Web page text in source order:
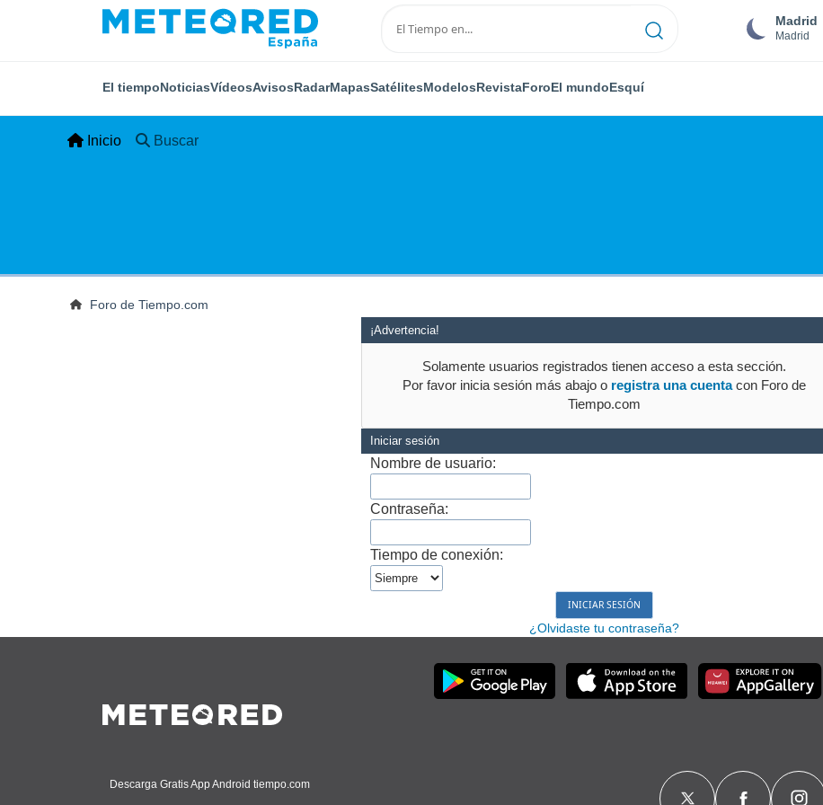
Madrid
Madrid
El tiempoNoticiasVídeosAvisosRadarMapasSatélitesModelosRevistaForoEl mundoEsquí
Inicio Buscar
Foro de Tiempo.com
¡Advertencia!
Solamente usuarios registrados tienen acceso a esta sección.
Por favor inicia sesión más abajo o registra una cuentacon Foro de
Tiempo.com
Iniciar sesión
Nombre de usuario:
Contraseña:
Tiempo de conexión:
¿Olvidaste tu contraseña?
Descarga Gratis App Android tiempo.com